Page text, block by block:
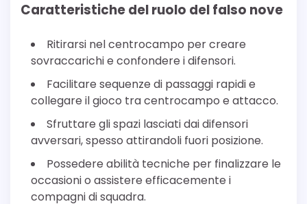
Caratteristiche del ruolo del falso nove
Ritirarsi nel centrocampo per creare
sovraccarichi e confondere i difensori.
Facilitare sequenze di passaggi rapidi e
collegare il gioco tra centrocampo e attacco.
Sfruttare gli spazi lasciati dai difensori
avversari, spesso attirandoli fuori posizione.
Possedere abilità tecniche per finalizzare le
occasioni o assistere efficacemente i
compagni di squadra.